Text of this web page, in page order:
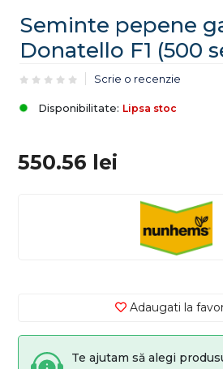
Seminte pepene
Donatello F1 (500
Scrie o recenzie
Disponibilitate: Lipsa stoc
550.56 lei
Adaugati la
Te ajutam să alegi